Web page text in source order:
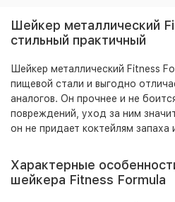
Шейкер металлический
стильный практичный
Шейкер металлический Fitness
пищевой стали и выгодно
аналогов. Он прочнее и не
повреждений, уход за ним
он не придает коктейлям запаха
Характерные
шейкера Fitness Formula